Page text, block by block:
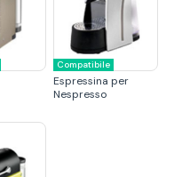
Compatibile
Espressina per
Nespresso